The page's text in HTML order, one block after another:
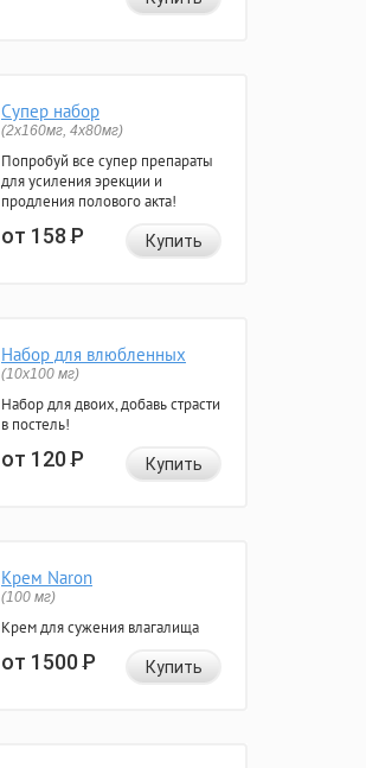
Супер набор
(2х160мг, 4х80мг)
Попробуй все супер препараты
для усиления эрекции и
продления полового акта!
от 158Р Купить
Набор для влюбленных
(10х100 мг)
Набор для двоих, добавь страсти
в постель!
от 120Р Купить
Крем Naron
(100 мг)
Крем для сужения влагалища
от 1500Р Купить